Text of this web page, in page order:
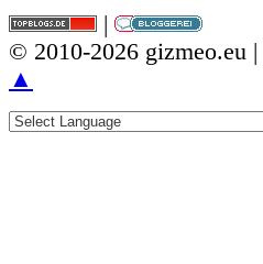
|
© 2010-2026 gizmeo.eu |
▲